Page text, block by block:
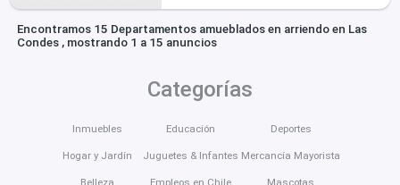
Encontramos 15 Departamentos amueblados en arriendo en Las
Condes , mostrando 1 a 15 anuncios
Categorías
Inmuebles
Hogar y Jardín
Belleza
Educación
Juguetes & Infantes
Empleos en Chile
Deportes
Mercancía Mayorista
Mascotas